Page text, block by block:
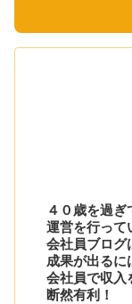
４０歳を過
運営を行って
会社員ブログ
成果が出るに
会社員で収入
断然有利！